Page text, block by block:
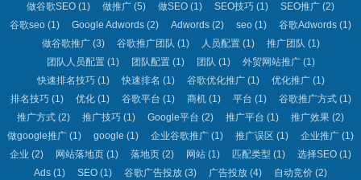
做谷歌SEO (1) 做推广 (5) 做SEO (1) SEO技巧 (1) SEO推广 (2)
谷歌seo (1) Google Adwords (2) Adwords (2) seo (1) 谷歌Adwords (1)
做谷歌推广(3) 谷歌推广团队 (1) 人员配置(1) 推广团队 (1)
团队人员配置(1) 团队配置(1) 团队 (1) 外贸网站推广(1)
快速排名技巧(1) 快速排名 (1) 谷歌优化推广(1) 优化推广(1)
排名技巧(1) 优化(1) 谷歌平台 (1) 商机(1) 平台 (1) 谷歌推广方式(1)
推广方式 (2) 推广技巧 (1) Google平台 (2) 推广平台 (1) 推广效果 (2)
做google推广 (1) google (1) 企业谷歌推广 (1) 推广误区 (1) 企业推广 (1)
企业 (2) 网站落地页 (1) 落地页 (2) 网站 (1) 匹配类型 (1) 选择SEO (1)
Ads (1) SEO (1) 谷歌广告投放 (3) 广告投放 (4) 自动竞价 (2)